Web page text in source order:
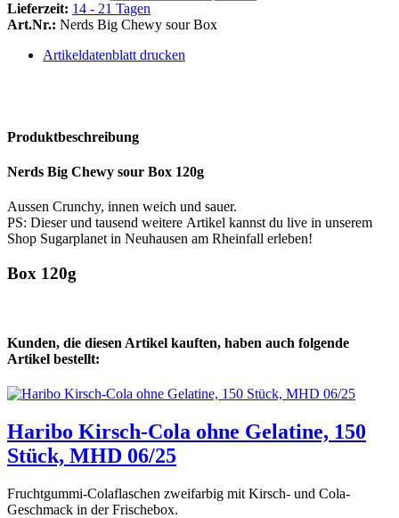
Lieferzeit: 14 - 21 Tagen
Art.Nr.: Nerds Big Chewy sour Box
Artikeldatenblatt drucken
Produktbeschreibung
Nerds Big Chewy sour Box 120g
Aussen Crunchy, innen weich und sauer.
PS: Dieser und tausend weitere Artikel kannst du live in unserem
Shop Sugarplanet in Neuhausen am Rheinfall erleben!
Box 120g
Kunden, die diesen Artikel kauften, haben auch folgende
Artikel bestellt:
Haribo Kirsch-Cola ohne Gelatine, 150
Stück, MHD 06/25
Fruchtgummi-Colaflaschen zweifarbig mit Kirsch- und Cola-
Geschmack in der Frischebox.